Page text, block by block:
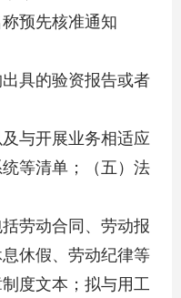
预先核准通知
具的验资报告或者
与开展业务相适应
等清单；（五）法
劳动合同、劳动报
休假、劳动纪律等
度文本；拟与用工